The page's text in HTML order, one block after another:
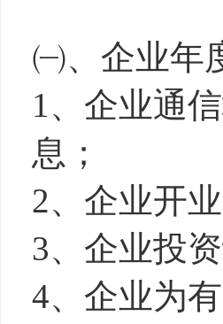
㈠、企业年
1、企业通
息；
2、企业开
3、企业投
4、企业为